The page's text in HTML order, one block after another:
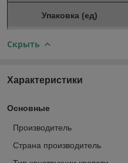
Упаковка (ед)
Скрыть
Характеристики
Основные
Производитель
Страна производитель